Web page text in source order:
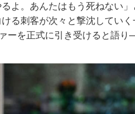
よ。あんたはもう死ねない
る刺客が次々と撃沈してい
ーを正式に引き受けると語り